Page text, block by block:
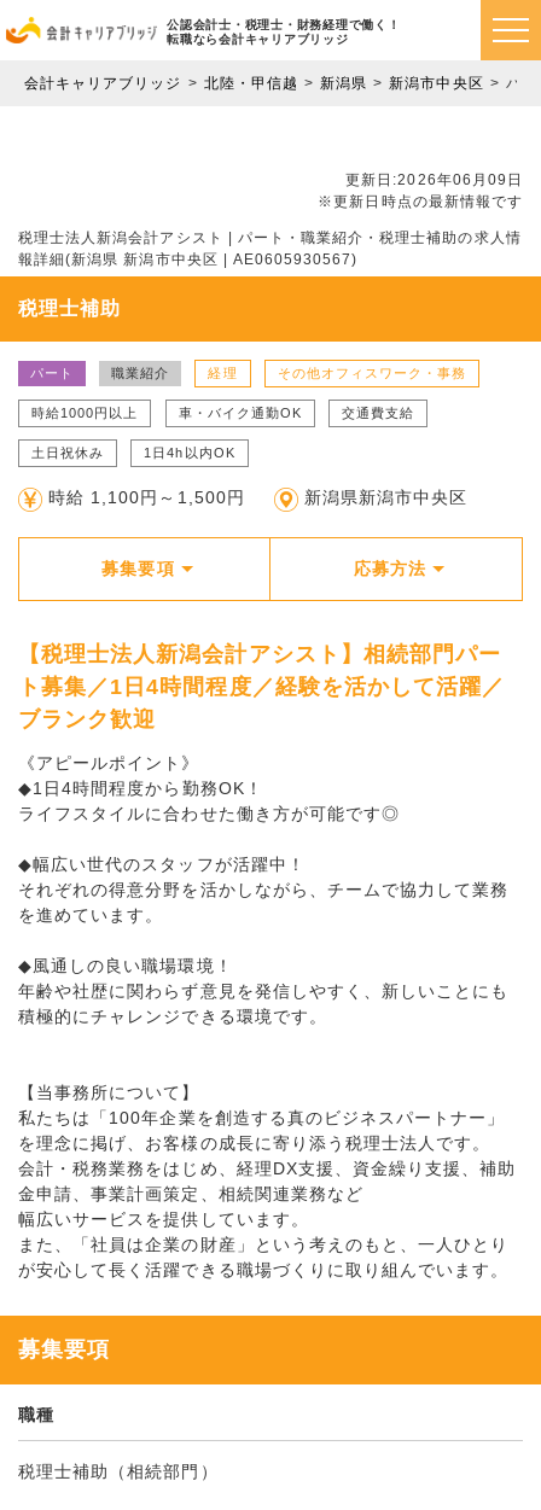
公認会計士・税理士・財務経理で働く！
転職なら会計キャリアブリッジ
会計キャリアブリッジ 北陸・甲信越 新潟県 新潟市中央区 パ
更新日:2026年06月09日
※更新日時点の最新情報です
税理士法人新潟会計アシスト | パート・職業紹介・税理士補助の求人情
報詳細(新潟県 新潟市中央区 | AE0605930567)
税理士補助
パート 職業紹介 経理 その他オフィスワーク・事務
時給1000円以上 車・バイク通勤OK 交通費支給
土日祝休み 1日4h以内OK
時給 1,100円～1,500円 新潟県新潟市中央区
募集要項 応募方法
【税理士法人新潟会計アシスト】相続部門パー
ト募集／1日4時間程度／経験を活かして活躍／
ブランク歓迎
《アピールポイント》
◆1日4時間程度から勤務OK！
ライフスタイルに合わせた働き方が可能です◎
◆幅広い世代のスタッフが活躍中！
それぞれの得意分野を活かしながら、チームで協力して業務
を進めています。
◆風通しの良い職場環境！
年齢や社歴に関わらず意見を発信しやすく、新しいことにも
積極的にチャレンジできる環境です。
【当事務所について】
私たちは「100年企業を創造する真のビジネスパートナー」
を理念に掲げ、お客様の成長に寄り添う税理士法人です。
会計・税務業務をはじめ、経理DX支援、資金繰り支援、補助
金申請、事業計画策定、相続関連業務など
幅広いサービスを提供しています。
また、「社員は企業の財産」という考えのもと、一人ひとり
が安心して長く活躍できる職場づくりに取り組んでいます。
募集要項
職種
税理士補助（相続部門）